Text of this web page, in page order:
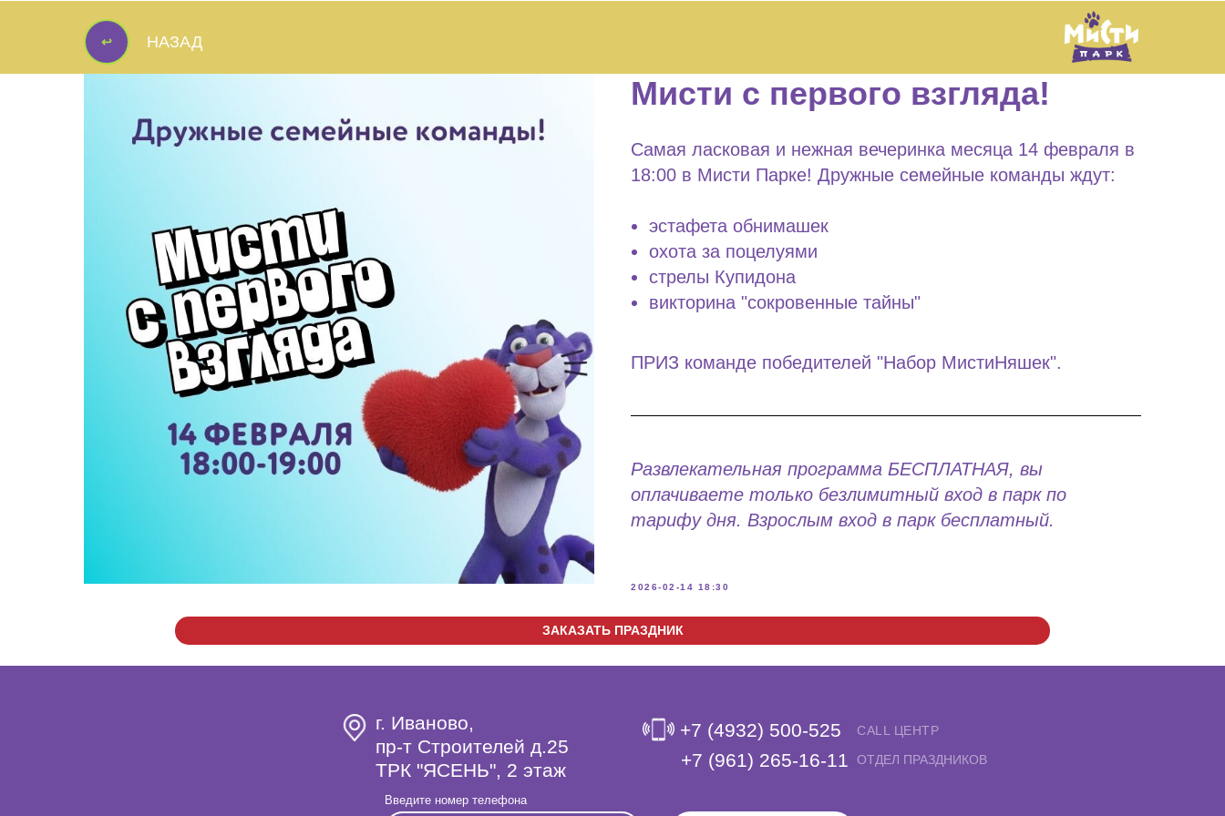
↩ НАЗАД
↩
Мисти с первого взгляда!
Самая ласковая и нежная вечеринка месяца 14 февраля в
18:00 в Мисти Парке! Дружные семейные команды ждут:
эстафета обнимашек
охота за поцелуями
стрелы Купидона
викторина "сокровенные тайны"
ПРИЗ команде победителей "Набор МистиНяшек".
Развлекательная программа БЕСПЛАТНАЯ, вы
оплачиваете только безлимитный вход в парк по
тарифу дня. Взрослым вход в парк бесплатный.
2026-02-14 18:30
ЗАКАЗАТЬ ПРАЗДНИК
Введите номер телефона
г. Иваново,
пр-т Строителей д.25
ТРК "ЯСЕНЬ", 2 этаж
+7 (4932) 500-525
‎+7 (961) 265-16-11
ОТДЕЛ ПРАЗДНИКОВ
CALL ЦЕНТР